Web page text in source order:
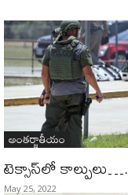
అంతర్జాతీయం
టెక్సాస్‌లో
May 25, 2022